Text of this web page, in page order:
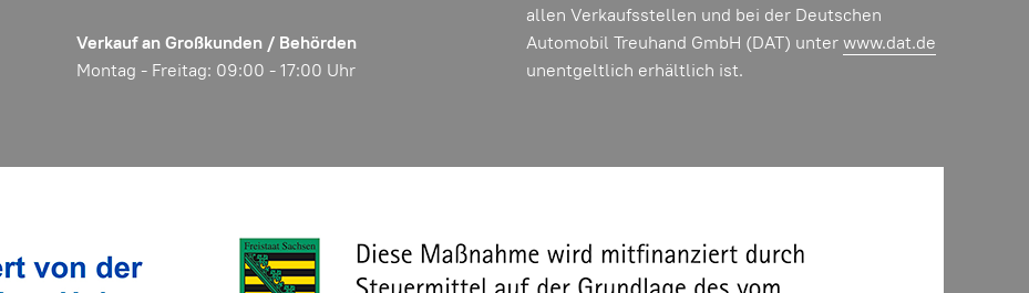
Verkauf an Großkunden / Behörden
Montag - Freitag: 09:00 - 17:00 Uhr
allen Verkaufsstellen und bei der Deutschen
Automobil Treuhand GmbH (DAT) unterwww.dat.de
unentgeltlich erhältlich ist.